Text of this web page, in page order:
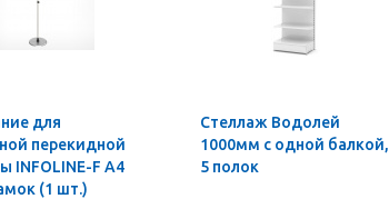
для
перекидной
INFOLINE-F А4
(1 шт.)
Стеллаж Водолей
1000мм с одной балкой,
5 полок